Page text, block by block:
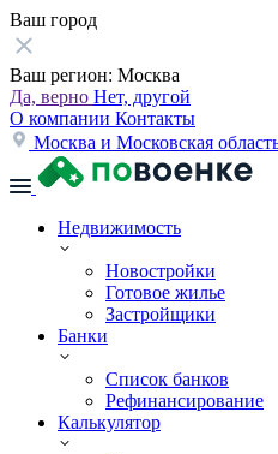
Ваш город
Ваш регион: Москва
Да, верно Нет, другой
О компании Контакты
Москва и Московская
Недвижимость
Новостройки
Готовое жилье
Застройщики
Банки
Список банков
Рефинансирование
Калькулятор